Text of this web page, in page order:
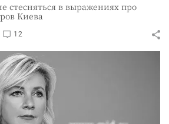
стесняться в выражениях про
Киева
12